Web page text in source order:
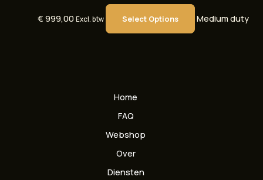
€ 999,00 Excl. btw Select Options Medium duty
Home
FAQ
Webshop
Over
Diensten